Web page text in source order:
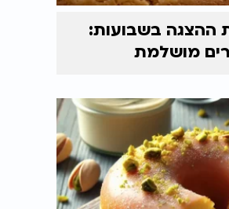
ההצגה בשבועות:
מושלמת